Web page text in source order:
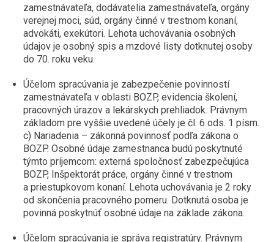
zamestnávateľa, dodávatelia zamestnávateľa, orgány
verejnej moci, súd, orgány činné v trestnom konaní,
advokáti, exekútori. Lehota uchovávania osobných
údajov je osobný spis a mzdové listy dotknutej osoby
do 70. roku veku.
Účelom spracúvania je zabezpečenie povinností
zamestnávateľa v oblasti BOZP, evidencia školení,
pracovných úrazov a lekárskych prehliadok. Právnym
základom pre vyššie uvedené účely je čl. 6 ods. 1 písm.
c) Nariadenia – zákonná povinnosť podľa zákona o
BOZP. Osobné údaje zamestnanca budú poskytnuté
týmto príjemcom: externá spoločnosť zabezpečujúca
BOZP, Inšpektorát práce, orgány činné v trestnom
a priestupkovom konaní. Lehota uchovávania je 2 roky
od skončenia pracovného pomeru. Dotknutá osoba je
povinná poskytnúť osobné údaje na základe zákona.
Účelom spracúvania je správa registratúry. Právnym